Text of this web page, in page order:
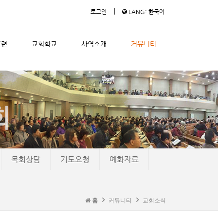
로그인 | LANG: 한국어
교회학교 사역소개 커뮤니티
목회상담 기도요청 예화자료
홈 커뮤니티 교회소식